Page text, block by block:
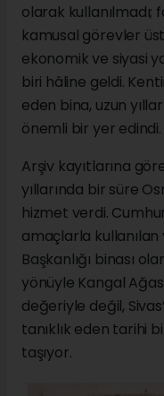
olarak kullanılmadı;
kamusal görevler
ekonomik ve siyasi
biri hâline geldi.
eden bina, uzun
önemli bir yer edindi.
Arşiv kayıtlarına
yıllarında bir süre
hizmet verdi.
amaçlarla
Başkanlığı binası
yönüyle Kangal
değeriyle değil,
tanıklık eden tarihi
taşıyor.